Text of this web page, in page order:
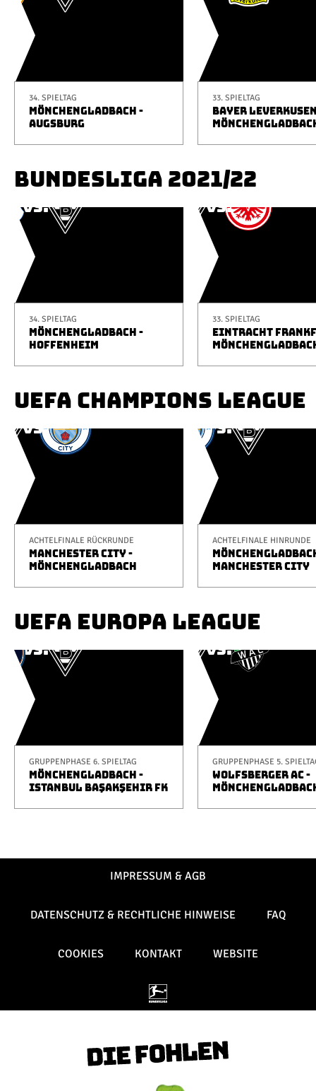
34. SPIELTAG
MÖNCHENGLADBACH -
AUGSBURG
33. SPIELTAG
BAYER
BUNDESLIGA 2021/22
34. SPIELTAG
MÖNCHENGLADBACH -
HOFFENHEIM
33. SPIELTAG
EINTRACHT
UEFA CHAMPIONS LEAGUE
ACHTELFINALE RÜCKRUNDE
MANCHESTER CITY -
MÖNCHENGLADBACH
ACHTELFINALE HINRUNDE
MANCHESTER CITY
UEFA EUROPA LEAGUE
GRUPPENPHASE 6. SPIELTAG
MÖNCHENGLADBACH -
ISTANBUL BAŞAKŞEHIR FK
GRUPPENPHASE 5.
WOLFSBERGER AC -
IMPRESSUM & AGB
DATENSCHUTZ & RECHTLICHE HINWEISE FAQ
COOKIES KONTAKT WEBSITE